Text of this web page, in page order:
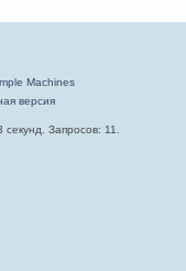
Machines
версия
Запросов: 11.